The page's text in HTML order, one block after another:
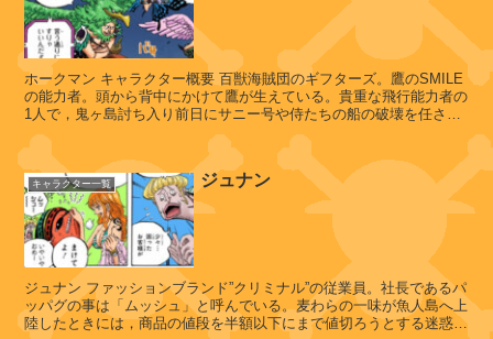
ホークマン キャラクター概要 百獣海賊団のギフターズ。鷹のSMILE
の能力者。頭から背中にかけて鷹が生えている。貴重な飛行能力者の
1人で，鬼ヶ島討ち入り前日にサニー号や侍たちの船の破壊を任され
た。しかし船の破壊は失敗し...
キャラクター一覧 ジュナン
ジュナン ファッションブランド”クリミナル”の従業員。社長であるパ
ッパグの事は「ムッシュ」と呼んでいる。麦わらの一味が魚人島へ上
陸したときには，商品の値段を半額以下にまで値切ろうとする迷惑な